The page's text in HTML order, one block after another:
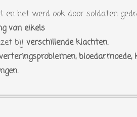
het werd ook door soldaten
van eikels
bij verschillende klachten.